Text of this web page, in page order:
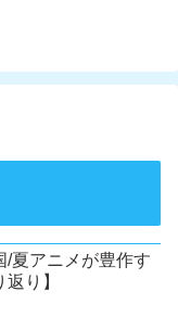
/夏アニメが豊作す
り】